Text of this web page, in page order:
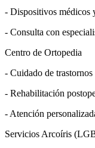
- Dispositivos médicos
- Consulta con
Centro de Ortopedia
- Cuidado de
- Rehabilitación
- Atención
Servicios Arcoíris